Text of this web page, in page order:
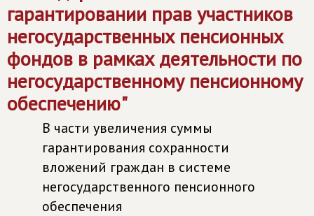
гарантировании прав участников
негосударственных пенсионных
фондов в рамках деятельности по
негосударственному пенсионному
обеспечению"
В части увеличения суммы
гарантирования сохранности
вложений граждан в системе
негосударственного пенсионного
обеспечения